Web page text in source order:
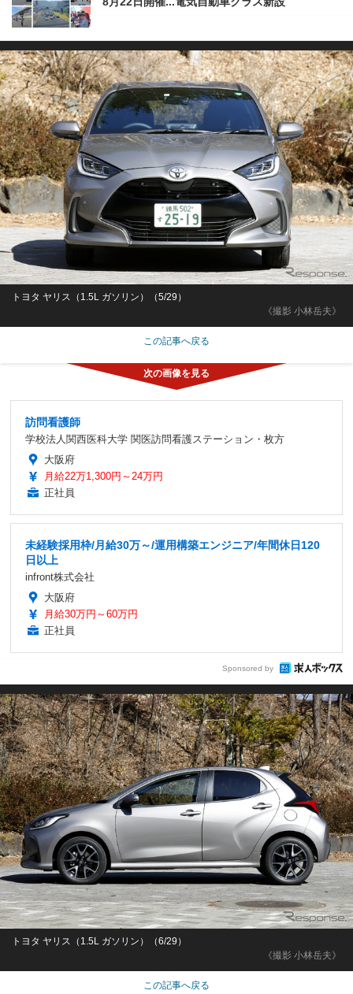
《撮影 小林岳夫》
トヨタ ヤリス（1.5L ガソリン）（5/29）
この記事へ戻る
訪問看護師
学校法人関西医科大学 関医訪問看護ステーション・枚方
大阪府
月給22万1,300円～24万円
正社員
未経験採用枠/月給30万～/運用構築エンジニア/年間休日120
日以上
infront株式会社
大阪府
月給30万円～60万円
正社員
Sponsored by
《撮影 小林岳夫》
トヨタ ヤリス（1.5L ガソリン）（6/29）
この記事へ戻る